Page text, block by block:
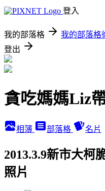
登入
我的部落格 我的部落格
登出
貪吃媽媽Liz
相簿 部落格 名片
2013.3.9新市大柯
照片